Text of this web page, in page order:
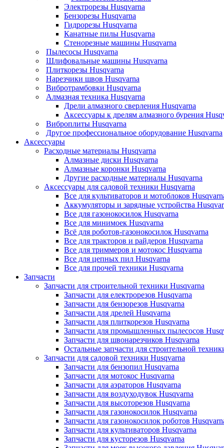
Электрорезы Husqvarna
Бензорезы Husqvarna
Гидрорезы Husqvarna
Канатные пилы Husqvarna
Стенорезные машины Husqvarna
Пылесосы Husqvarna
Шлифовальные машины Husqvarna
Плиткорезы Husqvarna
Нарезчики швов Husqvarna
Вибротрамбовки Husqvarna
Алмазная техника Husqvarna
Дрели алмазного сверления Husqvarna
Аксессуары к дрелям алмазного бурения
Виброплиты Husqvarna
Другое профессиональное оборудование Husqvarna
Аксессуары
Расходные материалы Husqvarna
Алмазные диски Husqvarna
Алмазные коронки Husqvarna
Другие расходные материалы Husqvarna
Аксессуары для садовой техники Husqvarna
Все для культиваторов и мотоблоков
Аккумуляторы и зарядные устройства
Все для газонокосилок Husqvarna
Все для минимоек Husqvarna
Всё для роботов-газонокосилок Husqvarna
Все для тракторов и райдеров Husqvarna
Все для триммеров и мотокос Husqvarna
Все для цепных пил Husqvarna
Все для прочей техники Husqvarna
Запчасти
Запчасти для строительной техники Husqvarna
Запчасти для електрорезов Husqvarna
Запчасти для бензорезов Husqvarna
Запчасти для дрелей Husqvarna
Запчасти для плиткорезов Husqvarna
Запчасти для промышленных пылесосов
Запчасти для швонарезчиков Husqvarna
Остальные запчасти для строительной
Запчасти для садовой техники Husqvarna
Запчасти для бензопил Husqvarna
Запчасти для мотокос Husqvarna
Запчасти для аэраторов Husqvarna
Запчасти для воздуходувок Husqvarna
Запчасти для высоторезов Husqvarna
Запчасти для газонокосилок Husqvarna
Запчасти для газонокосилок роботов
Запчасти для культиваторов Husqvarna
Запчасти для кусторезов Husqvarna